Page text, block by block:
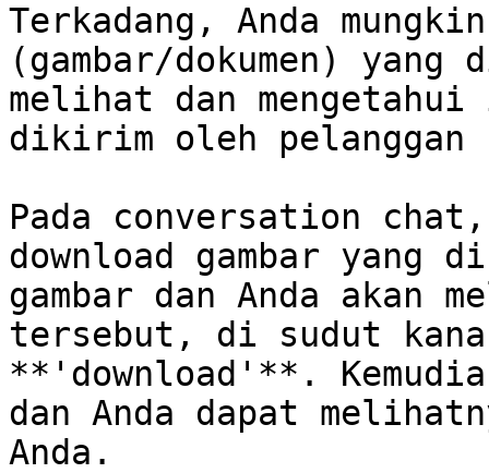
Terkadang, Anda
(gambar/dokumen)
melihat dan
dikirim oleh pelanggan
Pada conversation
download gambar yang
gambar dan Anda akan
tersebut, di sudut
**'download'**.
dan Anda dapat
Anda.